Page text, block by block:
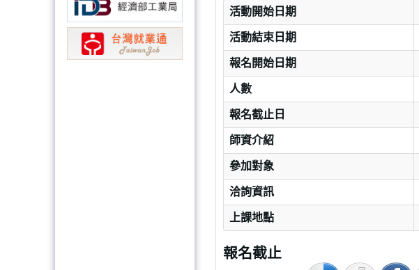
活動開始日期
活動結束日期
報名開始日期
人數
報名截止日
師資介紹
參加對象
洽詢資訊
上課地點
報名截止